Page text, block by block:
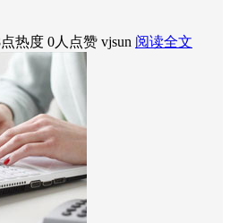
热度 0人点赞 vjsun 阅读全文